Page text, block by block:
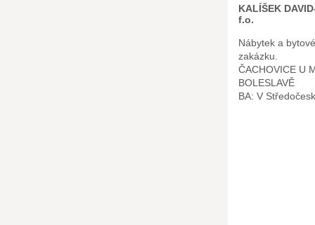
KALÍŠEK
f.o.
Nábytek a
zakázku.
ČACHOVICE U
BOLESLAVĚ
BA: V